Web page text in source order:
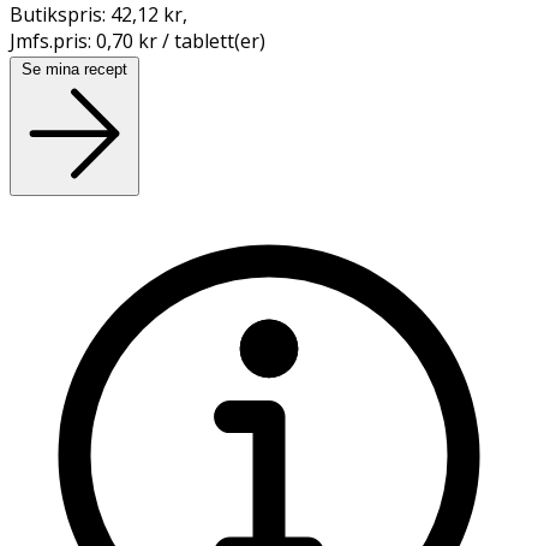
Butikspris: 42,12 kr,
Jmfs.pris: 0,70 kr / tablett(er)
Se mina recept